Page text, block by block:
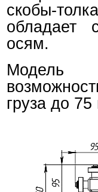
скобы-
обладает
осям.
Модель
груза до 75